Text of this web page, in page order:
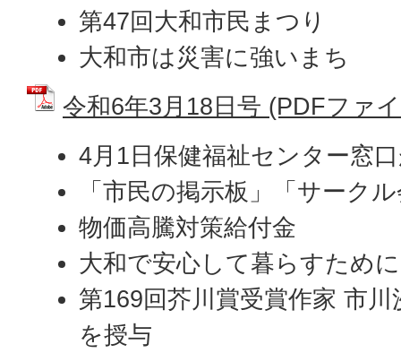
第47回大和市民まつり
大和市は災害に強いまち
令和6年3月18日号 (PDFファ
4月1日保健福祉センター窓
「市民の掲示板」「サーク
物価高騰対策給付金
大和で安心して暮らすため
第169回芥川賞受賞作家 市
を授与